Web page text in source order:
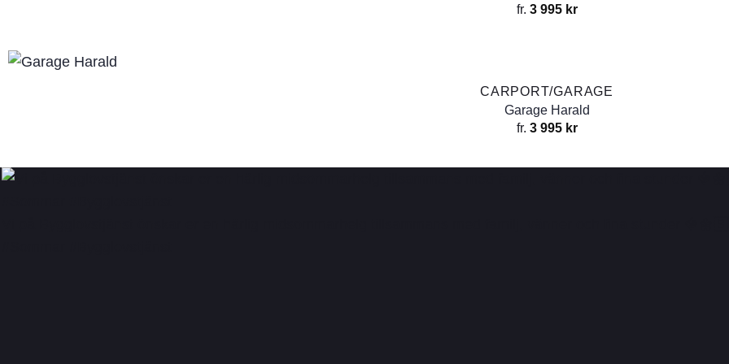
fr. 3 995 kr
CARPORT/GARAGE
Garage Harald
fr. 3 995 kr